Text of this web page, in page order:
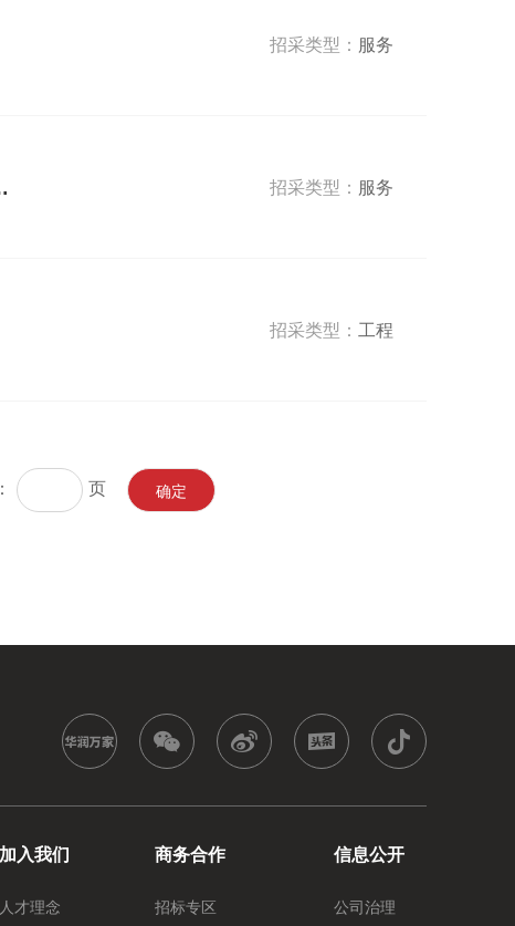
招采类型： 服务
务项目中标候选人公示 招采类型： 服务
招采类型： 工程
页 确定
加入我们
人才理念
商务合作
招标专区
信息公开
公司治理